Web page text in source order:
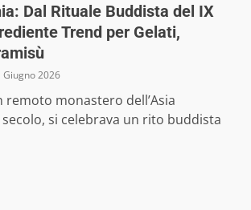
Dal Rituale Buddista del IX
Trend per Gelati,
Giugno 2026
remoto monastero dell’Asia
secolo, si celebrava un rito buddista